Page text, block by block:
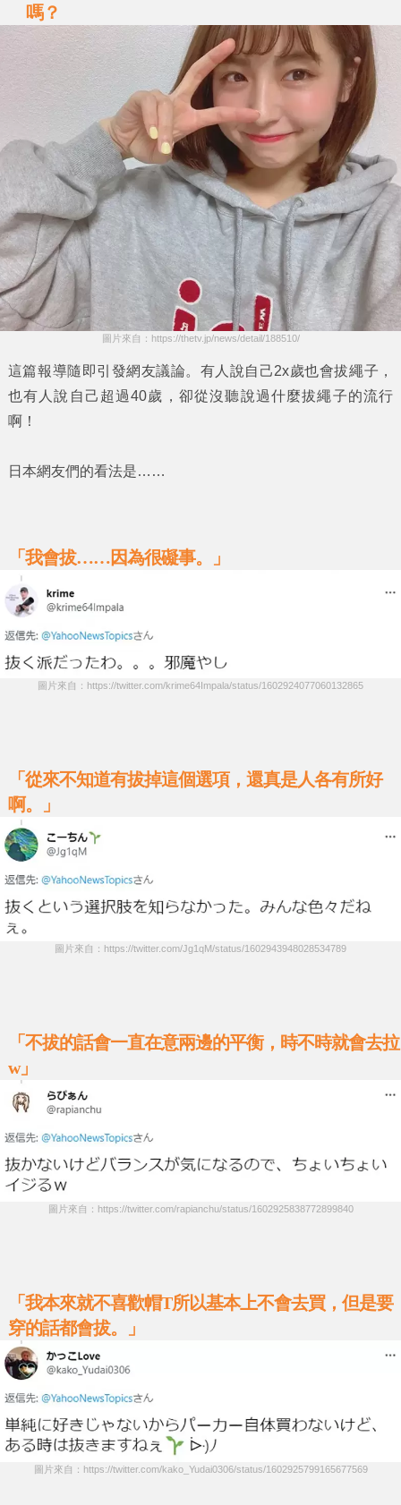
嗎？
圖片來自：https://thetv.jp/news/detail/188510/
這篇報導隨即引發網友議論。有人說自己2x歲也會拔繩子，
也有人說自己超過40歲，卻從沒聽說過什麼拔繩子的流行
啊！
日本網友們的看法是……
「我會拔……因為很礙事。」
圖片來自：https://twitter.com/krime64Impala/status/1602924077060132865
「從來不知道有拔掉這個選項，還真是人各有所好
啊。」
圖片來自：https://twitter.com/Jg1qM/status/1602943948028534789
「不拔的話會一直在意兩邊的平衡，時不時就會去拉
w」
圖片來自：https://twitter.com/rapianchu/status/1602925838772899840
「我本來就不喜歡帽T所以基本上不會去買，但是要
穿的話都會拔。」
圖片來自：https://twitter.com/kako_Yudai0306/status/1602925799165677569